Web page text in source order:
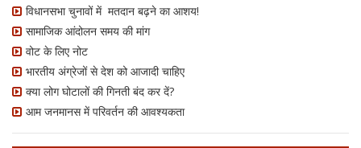
विधानसभा चुनावों में मतदान बढ़ने का आशय!
सामाजिक आंदोलन समय की मांग
वोट के लिए नोट
भारतीय अंग्रेजों से देश को आजादी चाहिए
क्या लोग घोटालों की गिनती बंद कर दें?
आम जनमानस में परिवर्तन की आवश्यकता